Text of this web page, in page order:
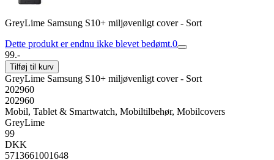
GreyLime Samsung S10+ miljøvenligt cover - Sort
Dette produkt er endnu ikke blevet bedømt.0
99.-
Tilføj til kurv
GreyLime Samsung S10+ miljøvenligt cover - Sort
202960
202960
Mobil, Tablet & Smartwatch, Mobiltilbehør, Mobilcovers
GreyLime
99
DKK
5713661001648